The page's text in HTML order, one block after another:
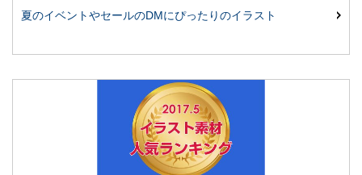
夏のイベントやセールのDMにぴったりのイラスト